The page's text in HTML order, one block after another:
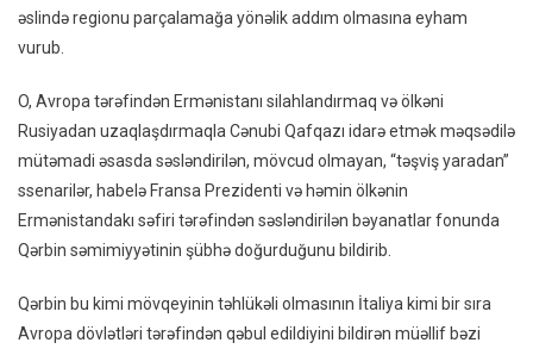
əslində regionu parçalamağa yönəlik addım olmasına eyham
vurub.
O, Avropa tərəfindən Ermənistanı silahlandırmaq və ölkəni
Rusiyadan uzaqlaşdırmaqla Cənubi Qafqazı idarə etmək məqsədilə
mütəmadi əsasda səsləndirilən, mövcud olmayan, “təşviş yaradan”
ssenarilər, habelə Fransa Prezidenti və həmin ölkənin
Ermənistandakı səfiri tərəfindən səsləndirilən bəyanatlar fonunda
Qərbin səmimiyyətinin şübhə doğurduğunu bildirib.
Qərbin bu kimi mövqeyinin təhlükəli olmasının İtaliya kimi bir sıra
Avropa dövlətləri tərəfindən qəbul edildiyini bildirən müəllif bəzi